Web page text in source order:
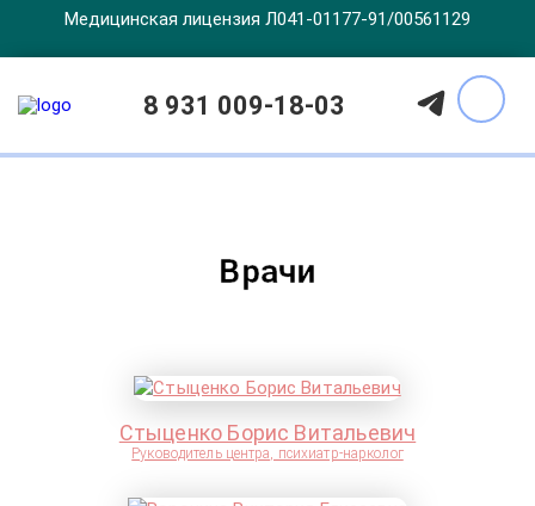
Медицинская лицензия Л041-01177-91/00561129
8 931 009-18-03
Врачи
Стыценко Борис Витальевич
Руководитель центра, психиатр-нарколог